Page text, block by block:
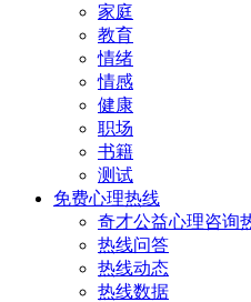
家庭
教育
情绪
情感
健康
职场
书籍
测试
免费心理热线
奇才公益心理咨询
热线问答
热线动态
热线数据